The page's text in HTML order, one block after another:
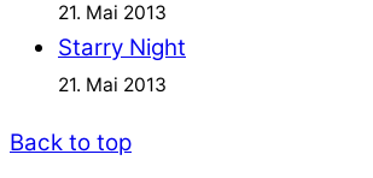
21. Mai 2013
Starry Night
21. Mai 2013
Back to top